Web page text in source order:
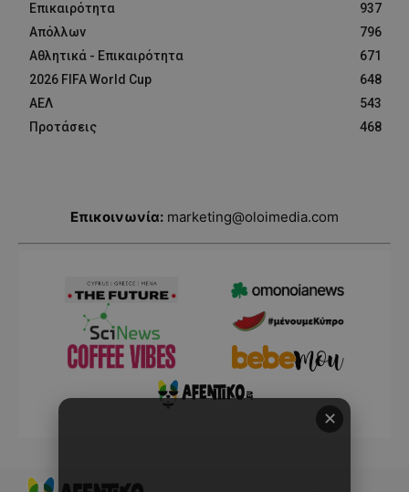
Επικαιρότητα
937
Απόλλων
796
Αθλητικά - Επικαιρότητα
671
2026 FIFA World Cup
648
ΑΕΛ
543
Προτάσεις
468
Επικοινωνία: marketing@oloimedia.com
✕